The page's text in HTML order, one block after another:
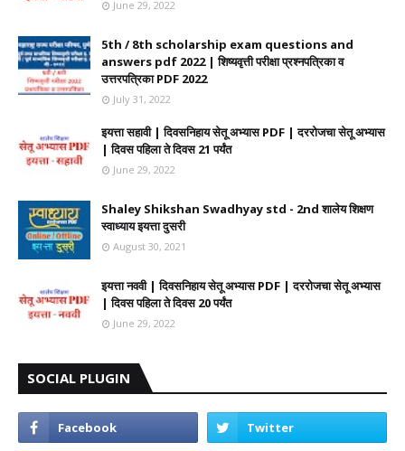
June 29, 2022
5th / 8th scholarship exam questions and
answers pdf 2022 | शिष्यवृत्ती परीक्षा प्रश्नपत्रिका व
उत्तरपत्रिका PDF 2022
July 31, 2022
इयत्ता सहावी | दिवसनिहाय सेतू अभ्यास PDF | दररोजचा सेतू अभ्यास
| दिवस पहिला ते दिवस 21 पर्यंत
June 29, 2022
Shaley Shikshan Swadhyay std - 2nd शालेय शिक्षण
स्वाध्याय इयत्ता दुसरी
August 30, 2021
इयत्ता नववी | दिवसनिहाय सेतू अभ्यास PDF | दररोजचा सेतू अभ्यास
| दिवस पहिला ते दिवस 20 पर्यंत
June 29, 2022
SOCIAL PLUGIN